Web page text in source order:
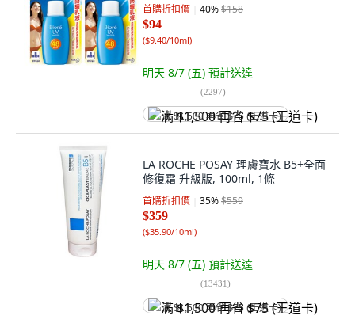
首購折扣價 40%$158
$94
($9.40/10ml)
明天 8/7 (五) 預計送達
(2297)
满 $1,500 再省 $75 (王道卡)
LA ROCHE POSAY 理膚寶水 B5+全面
修復霜 升級版, 100ml, 1條
首購折扣價 35%$559
$359
($35.90/10ml)
明天 8/7 (五) 預計送達
(13431)
满 $1,500 再省 $75 (王道卡)